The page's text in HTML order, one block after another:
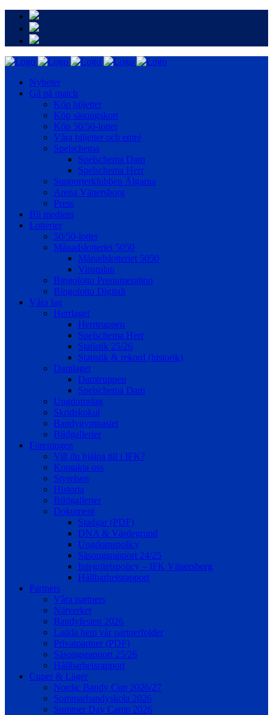
Nyheter
Gå på match
Köp biljetter
Köp säsongskort
Köp 50/50-lotter
Våra biljetter och entré
Spelschema
Spelschema Dam
Spelschema Herr
Supporterklubben Älgarna
Arena Vänersborg
Press
Bli medlem
Lotterier
50/50-lotter
Månadslotteriet 5050
Månadslotteriet 5050
Vinstplan
Bingolotto Prenumeration
Bingolotto Digitalt
Våra lag
Herrlaget
Herrtruppen
Spelschema Herr
Statistik 25/26
Statistik & rekord (historik)
Damlaget
Damtruppen
Spelschema Dam
Ungdomslag
Skridskokul
Bandygymnasiet
Bildgallerier
Föreningen
Vill du hjälpa till i IFK?
Kontakta oss
Styrelsen
Historia
Bildgallerier
Dokument
Stadgar (PDF)
DNA & Värdegrund
Ungdomspolicy
Säsongsrapport 24/25
Integritetspolicy – IFK Vänersborg
Hållbarhetsrapport
Partners
Våra partners
Nätverket
Bandyfesten 2026
Ladda hem vår partnerfolder
Privatpartner (PDF)
Säsongsrapport 25/26
Hållbarhetsrapport
Cuper & Läger
Nordic Bandy Cup 2026/27
Sommarbandyskola 2026
Summer Day Camp 2026